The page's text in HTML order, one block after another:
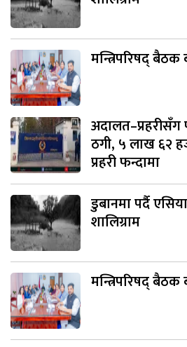
मन्त्रिपरिषद् बैठक
अदालत–प्रहरीसँग
ठगी, ५ लाख ६२
प्रहरी फन्दामा
डुबानमा पर्दै
शालिग्राम
मन्त्रिपरिषद् बैठक